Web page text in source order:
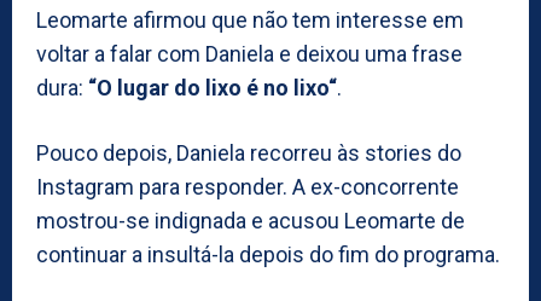
Leomarte afirmou que não tem interesse em
voltar a falar com Daniela e deixou uma frase
dura: “O lugar do lixo é no lixo“.
Pouco depois, Daniela recorreu às stories do
Instagram para responder. A ex-concorrente
mostrou-se indignada e acusou Leomarte de
continuar a insultá-la depois do fim do programa.